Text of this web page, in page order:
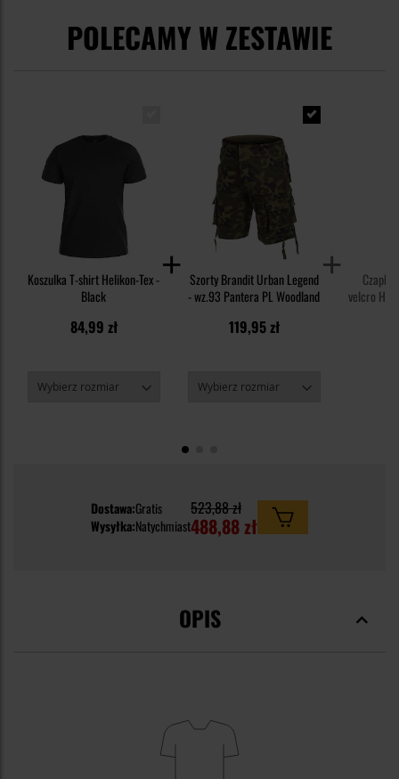
POLECAMY W ZESTAWIE
Koszulka T-shirt Helikon-Tex -
Black
84,99 zł
Szorty Brandit Urban Legend
- wz.93 Pantera PL Woodland
119,95 zł
velcro
Dostawa:Gratis
Wysyłka:Natychmiast
523,88 zł
488,88 zł
OPIS